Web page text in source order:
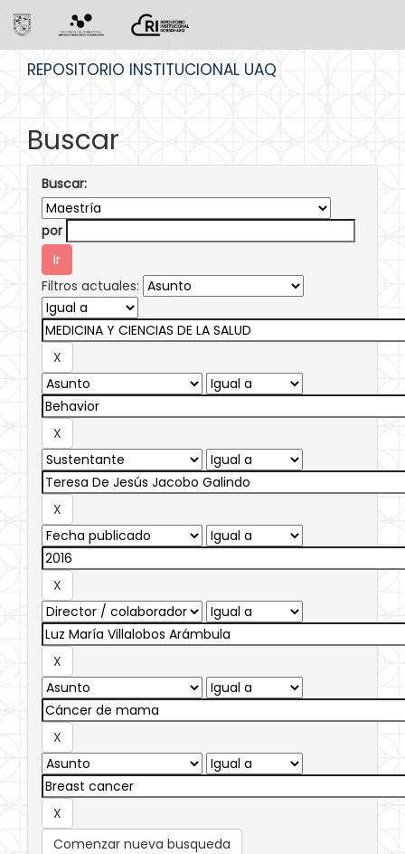
REPOSITORIO INSTITUCIONAL UAQ
Buscar
Buscar:
por
Filtros actuales:
Comenzar nueva busqueda